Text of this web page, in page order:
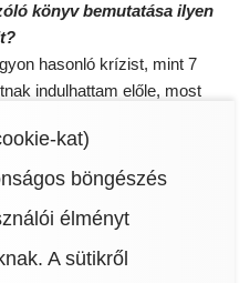
kat)
böngészés
élményt
A sütikről
könyv bemutatása ilyen
hasonló krízist, mint 7
indulhattam előle, most
népszerűsítettem volna,
Rocival, és előadásokat
megtapasztalhattam a
nehéz kenyerét, egy kis